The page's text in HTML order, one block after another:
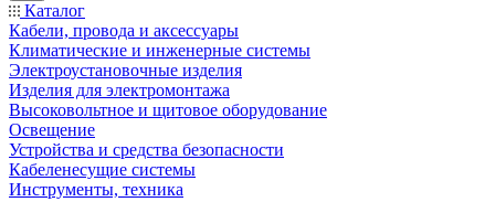
Каталог
Кабели, провода и аксессуары
Климатические и инженерные системы
Электроустановочные изделия
Изделия для электромонтажа
Высоковольтное и щитовое оборудование
Освещение
Устройства и средства безопасности
Кабеленесущие системы
Инструменты, техника